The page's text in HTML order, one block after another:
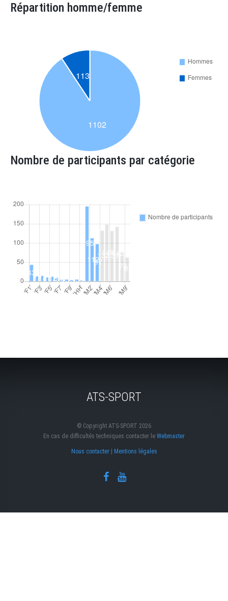
Répartition homme/femme
Nombre de participants par catégorie
ATS-SPORT
© Copyright ATS-SPORT 2026
En cas de difficultés techniques contacter le Webmaster
Nous contacter| Mentions légales